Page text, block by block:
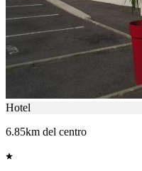
Hotel
6.85km del centro